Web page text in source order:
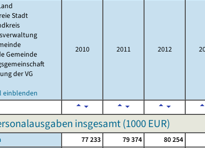
Stadt
Gemeinde
der VG
einblenden
2010 2011 2012
insgesamt (1000 EUR)
77 233 79 374
80 254